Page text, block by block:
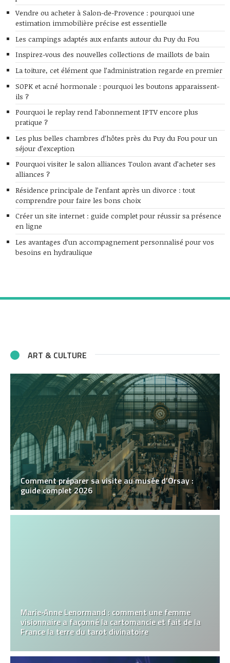
Vendre ou acheter à Salon-de-Provence : pourquoi une
estimation immobilière précise est essentielle
Les campings adaptés aux enfants autour du Puy du Fou
Inspirez-vous des nouvelles collections de maillots de bain
La toiture, cet élément que l’administration regarde en premier
SOPK et acné hormonale : pourquoi les boutons apparaissent-
ils ?
Pourquoi le replay rend l’abonnement IPTV encore plus
pratique ?
Les plus belles chambres d’hôtes près du Puy du Fou pour un
séjour d’exception
Pourquoi visiter le salon alliances Toulon avant d’acheter ses
alliances ?
Résidence principale de l’enfant après un divorce : tout
comprendre pour faire les bons choix
Créer un site internet : guide complet pour réussir sa présence
en ligne
Les avantages d’un accompagnement personnalisé pour vos
besoins en hydraulique
ART & CULTURE
Comment préparer sa visite au musée d’Orsay :
guide complet 2026
Marie‑Anne Lenormand : comment une femme
visionnaire a façonné la cartomancie et fait de la
France la terre du tarot divinatoire